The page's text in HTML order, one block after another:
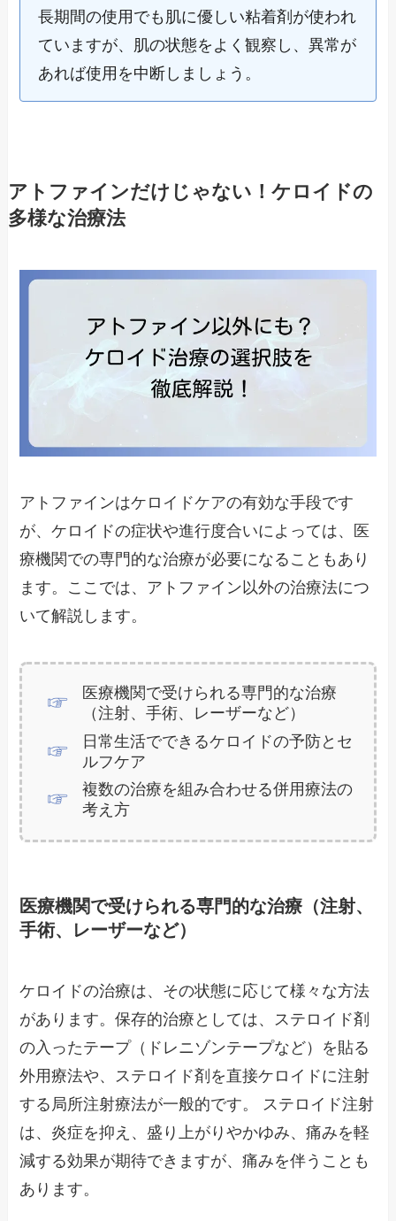
長期間の使用でも肌に優しい粘着剤が使われ
ていますが、肌の状態をよく観察し、異常が
あれば使用を中断しましょう。
アトファインだけじゃない！ケロイドの
多様な治療法
アトファインはケロイドケアの有効な手段です
が、ケロイドの症状や進行度合いによっては、医
療機関での専門的な治療が必要になることもあり
ます。ここでは、アトファイン以外の治療法につ
いて解説します。
医療機関で受けられる専門的な治療
（注射、手術、レーザーなど）
日常生活でできるケロイドの予防とセ
ルフケア
複数の治療を組み合わせる併用療法の
考え方
医療機関で受けられる専門的な治療（注射、
手術、レーザーなど）
ケロイドの治療は、その状態に応じて様々な方法
があります。保存的治療としては、ステロイド剤
の入ったテープ（ドレニゾンテープなど）を貼る
外用療法や、ステロイド剤を直接ケロイドに注射
する局所注射療法が一般的です。 ステロイド注射
は、炎症を抑え、盛り上がりやかゆみ、痛みを軽
減する効果が期待できますが、痛みを伴うことも
あります。